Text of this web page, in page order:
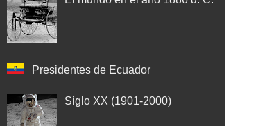
Presidentes de Ecuador
Siglo XX (1901-2000)